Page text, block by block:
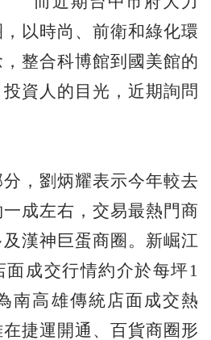
以時尚、前衛和綠化環
整合科博館到國美館的
資人的目光，近期詢問
，劉炳耀表示今年較去
成左右，交易最熱門商
漢神巨蛋商圈。新崛江
成交行情約介於每坪1
南高雄傳統店面成交熱
捷運開通、百貨商圈形